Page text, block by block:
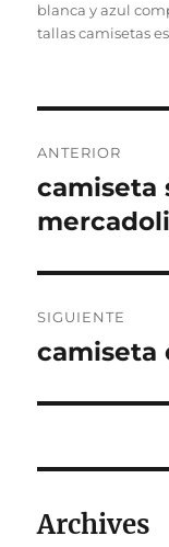
blanca y azul
tallas camisetas
de
entradas
ANTERIOR
Entrada
anterior:
camiseta
SIGUIENTE
Entrada
camiseta
Archives